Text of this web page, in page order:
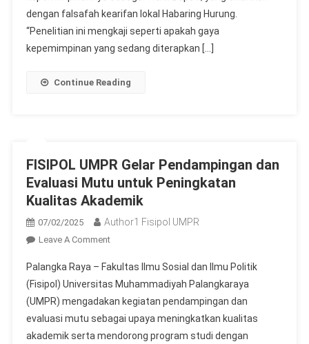
Magister
Administrasi
Di
dengan falsafah kearifan lokal Habaring Hurung.
“Penelitian ini mengkaji seperti apakah gaya
kepemimpinan yang sedang diterapkan […]
Continue Reading
FISIPOL UMPR Gelar Pendampingan dan
Evaluasi Mutu untuk Peningkatan
Kualitas Akademik
07/02/2025 Author1 Fisipol UMPR
Leave A CommentOn
UMPR
Gelar
Pendampingan
Dan
Evaluasi
Palangka Raya – Fakultas Ilmu Sosial dan Ilmu Politik
(Fisipol) Universitas Muhammadiyah Palangkaraya
(UMPR) mengadakan kegiatan pendampingan dan
evaluasi mutu sebagai upaya meningkatkan kualitas
akademik serta mendorong program studi dengan